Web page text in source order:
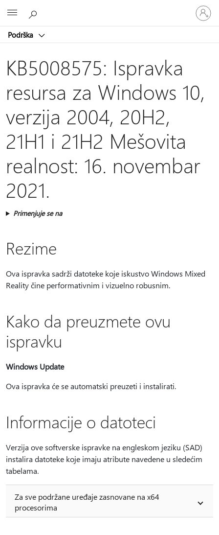
Podrška
Prijavite
se
na
KB5008575: Ispravka
resursa za Windows 10,
verzija 2004, 20H2,
21H1 i 21H2 Mešovita
realnost: 16. novembar
2021.
Primenjuje se na
Rezime
Ova ispravka sadrži datoteke koje iskustvo Windows Mixed
Reality čine performativnim i vizuelno robusnim.
Kako da preuzmete ovu
ispravku
Windows Update
Ova ispravka će se automatski preuzeti i instalirati.
Informacije o datoteci
Verzija ove softverske ispravke na engleskom jeziku (SAD)
instalira datoteke koje imaju atribute navedene u sledećim
tabelama.
Za sve podržane uređaje zasnovane na x64
procesorima